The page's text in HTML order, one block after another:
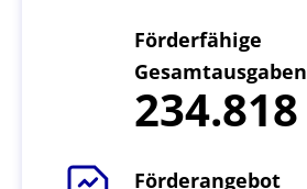
Förderfähige
Gesamtausgaben
234.818
Förderangebot